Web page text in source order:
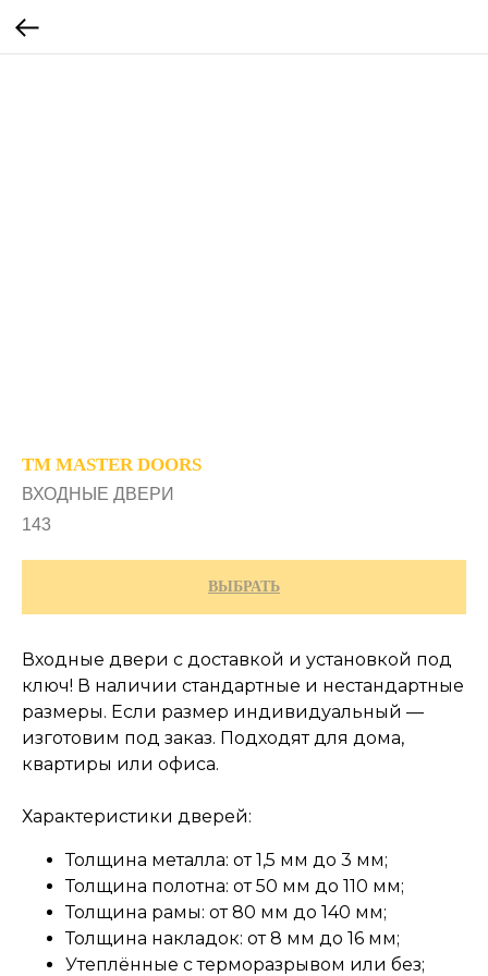
TM MASTER DOORS
ВХОДНЫЕ ДВЕРИ
143
ВЫБРАТЬ
Входные двери с доставкой и установкой под
ключ! В наличии стандартные и нестандартные
размеры. Если размер индивидуальный —
изготовим под заказ. Подходят для дома,
квартиры или офиса.
Характеристики дверей:
Толщина металла: от 1,5 мм до 3 мм;
Толщина полотна: от 50 мм до 110 мм;
Толщина рамы: от 80 мм до 140 мм;
Толщина накладок: от 8 мм до 16 мм;
Утеплённые с терморазрывом или без;